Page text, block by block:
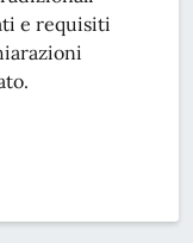
e requisiti